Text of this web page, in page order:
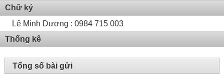
Chữ ký
Lê Minh Dương : 0984 715 003
Thống kê
Tổng số bài gửi